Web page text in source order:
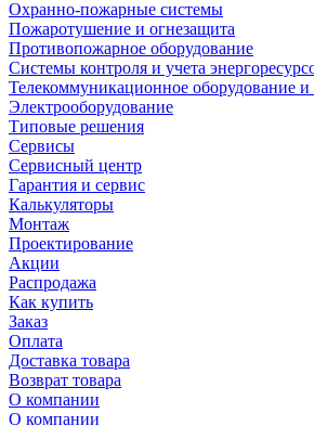
Охранно-пожарные системы
Пожаротушение и огнезащита
Противопожарное оборудование
Системы контроля и учета
Телекоммуникационное оборудование
Электрооборудование
Типовые решения
Сервисы
Сервисный центр
Гарантия и сервис
Калькуляторы
Монтаж
Проектирование
Акции
Распродажа
Как купить
Заказ
Оплата
Доставка товара
Возврат товара
О компании
О компании